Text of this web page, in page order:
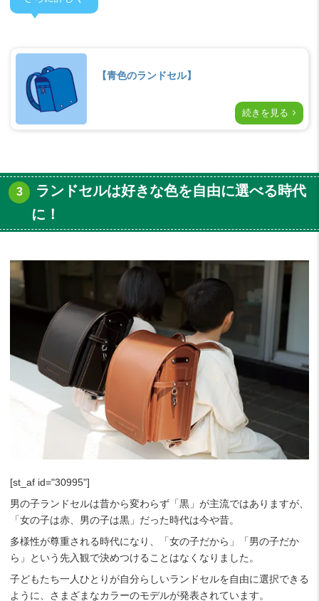
【青色のランドセル】
続きを見る
ランドセルは好きな色を自由に選べる時代
に！
[st_af id="30995"]
男の子ランドセルは昔から変わらず「黒」が主流ではありますが、
「女の子は赤、男の子は黒」だった時代は今や昔。
多様性が尊重される時代になり、「女の子だから」「男の子だか
ら」という先入観で決めつけることはなくなりました。
子どもたち一人ひとりが自分らしいランドセルを自由に選択できる
ように、さまざまなカラーのモデルが発表されています。